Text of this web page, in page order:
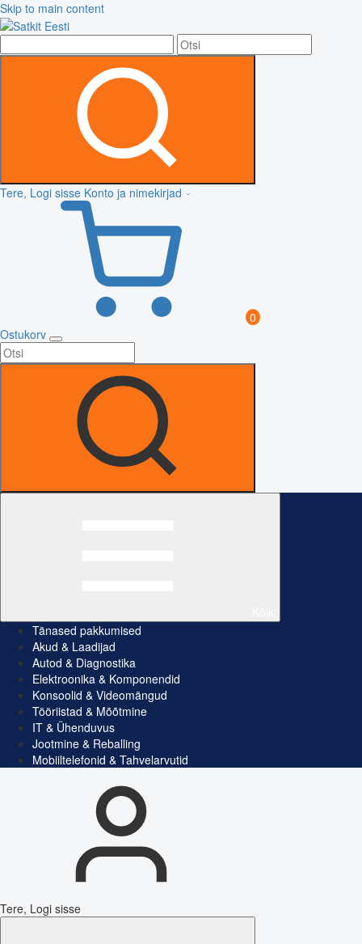
Skip to main content
Tere, Logi sisse Konto ja nimekirjad
0
Ostukorv
Tänased pakkumised
Akud & Laadijad
Autod & Diagnostika
Elektroonika & Komponendid
Konsoolid & Videomängud
Tööriistad & Mõõtmine
IT & Ühenduvus
Jootmine & Reballing
Mobiiltelefonid & Tahvelarvutid
Tere, Logi sisse